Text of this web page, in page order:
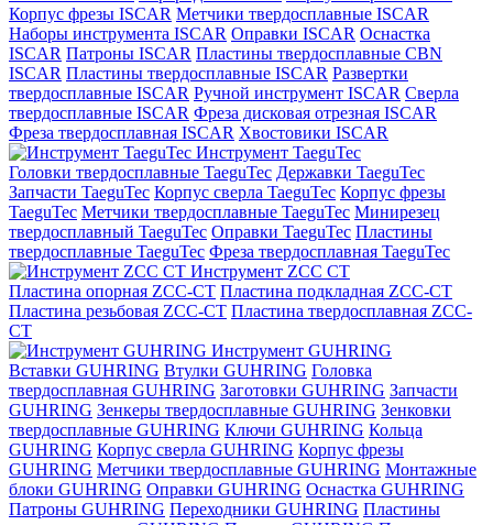
Корпус фрезы ISCAR Метчики твердосплавные ISCAR
Наборы инструмента ISCAR Оправки ISCAR Оснастка
ISCAR Патроны ISCAR Пластины твердосплавные CBN
ISCAR Пластины твердосплавные ISCAR Развертки
твердосплавные ISCAR Ручной инструмент ISCAR Сверла
твердосплавные ISCAR Фреза дисковая отрезная ISCAR
Фреза твердосплавная ISCAR Хвостовики ISCAR
Инструмент TaeguTec
Головки твердосплавные TaeguTec Державки TaeguTec
Запчасти TaeguTec Корпус сверла TaeguTec Корпус фрезы
TaeguTec Метчики твердосплавные TaeguTec Минирезец
твердосплавный TaeguTec Оправки TaeguTec Пластины
твердосплавные TaeguTec Фреза твердосплавная TaeguTec
Инструмент ZCС CT
Пластина опорная ZCC-CT Пластина подкладная ZCC-CT
Пластина резьбовая ZCC-CT Пластина твердосплавная ZCC-
CT
Инструмент GUHRING
Вставки GUHRING Втулки GUHRING Головка
твердосплавная GUHRING Заготовки GUHRING Запчасти
GUHRING Зенкеры твердосплавные GUHRING Зенковки
твердосплавные GUHRING Ключи GUHRING Кольца
GUHRING Корпус сверла GUHRING Корпус фрезы
GUHRING Метчики твердосплавные GUHRING Монтажные
блоки GUHRING Оправки GUHRING Оснастка GUHRING
Патроны GUHRING Переходники GUHRING Пластины